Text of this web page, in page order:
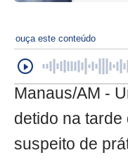
ouça este conteúdo
Manaus/AM -
detido na
suspeito de